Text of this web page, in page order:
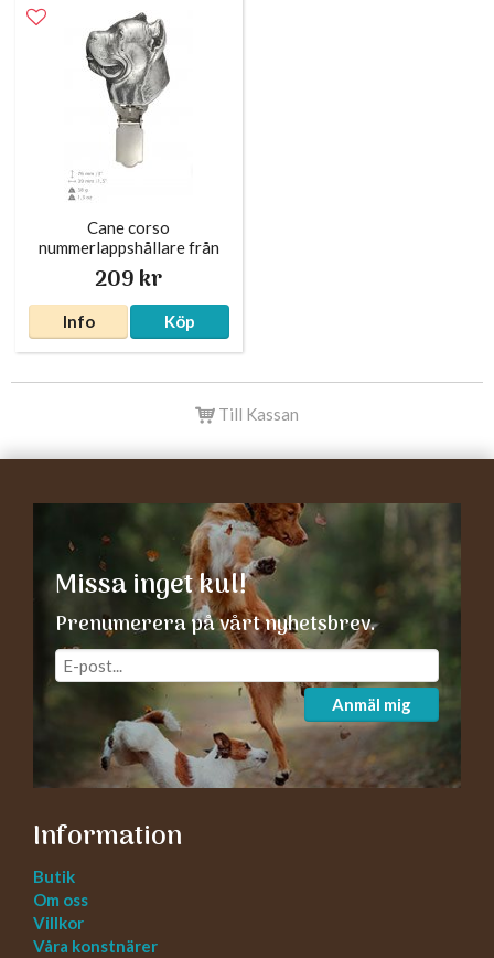
Cane corso
nummerlappshållare från
Polen
209 kr
Info Köp
Till Kassan
Missa inget kul!
Prenumerera på vårt nyhetsbrev.
Anmäl mig
Information
Butik
Om oss
Villkor
Våra konstnärer